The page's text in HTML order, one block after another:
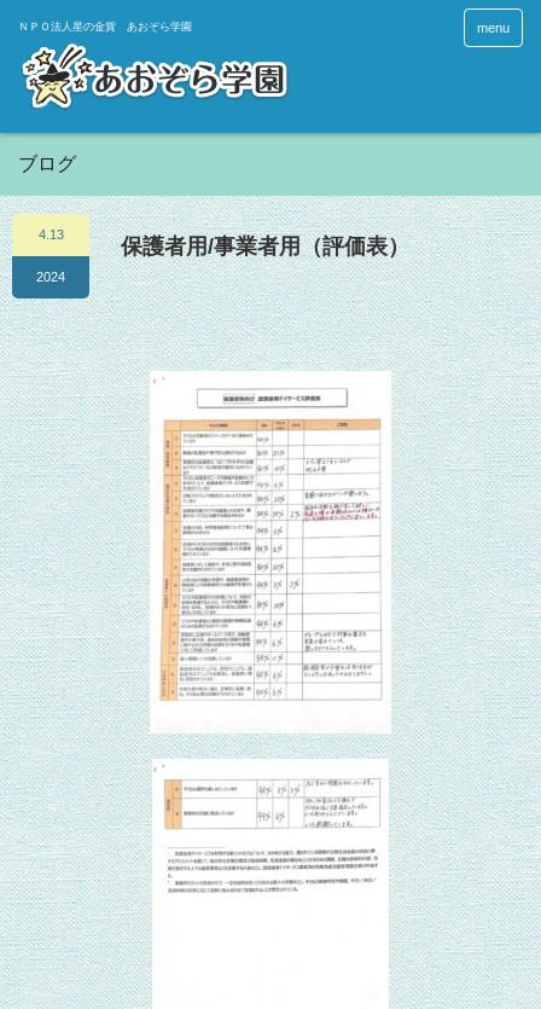
menu
ブログ
4.13
2024
保護者用/事業者用（評価表）